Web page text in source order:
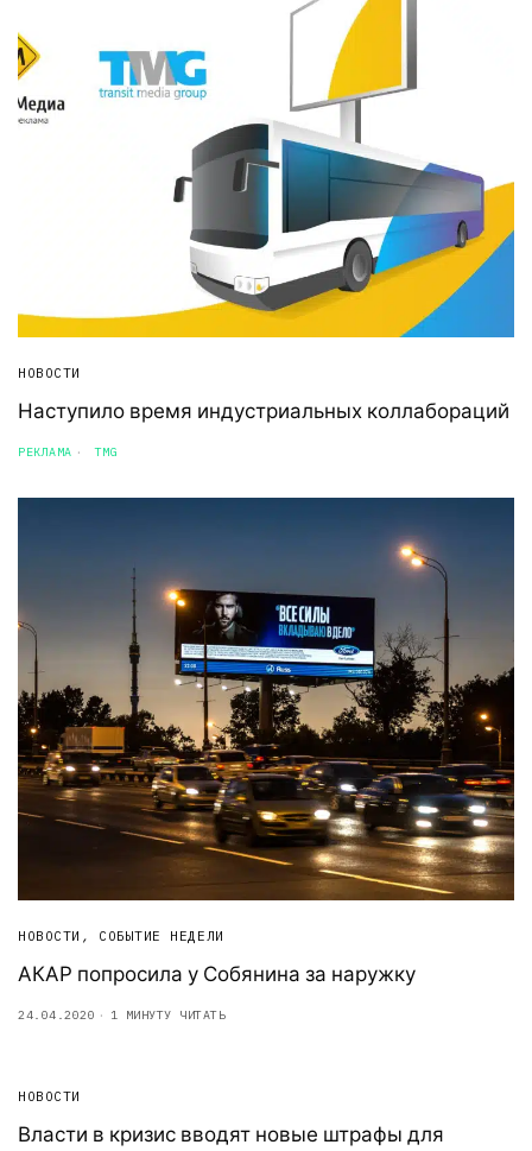
НОВОСТИ
Наступило время индустриальных коллабораций
РЕКЛАМА TMG
НОВОСТИ , СОБЫТИЕ НЕДЕЛИ
АКАР попросила у Собянина за наружку
24.04.2020 1 МИНУТУ ЧИТАТЬ
НОВОСТИ
Власти в кризис вводят новые штрафы для